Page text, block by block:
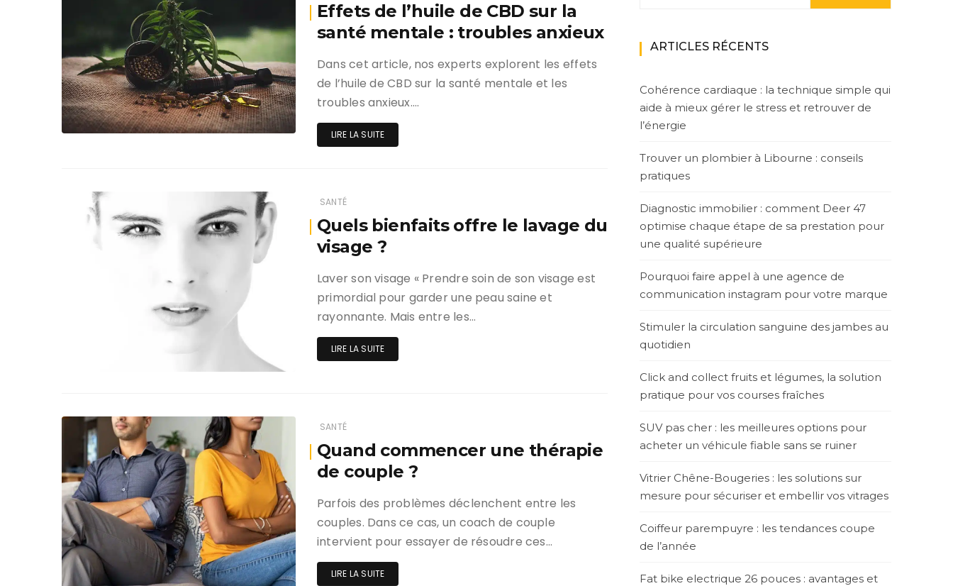
Effets de l’huile de CBD sur la
santé mentale : troubles anxieux
Dans cet article, nos experts explorent les effets
de l’huile de CBD sur la santé mentale et les
troubles anxieux….
LIRE LA SUITE
SANTÉ
Quels bienfaits offre le lavage du
visage ?
Laver son visage « Prendre soin de son visage est
primordial pour garder une peau saine et
rayonnante. Mais entre les…
LIRE LA SUITE
SANTÉ
Quand commencer une thérapie
de couple ?
Parfois des problèmes déclenchent entre les
couples. Dans ce cas, un coach de couple
intervient pour essayer de résoudre ces…
LIRE LA SUITE
ARTICLES RÉCENTS
Cohérence cardiaque : la technique simple qui
aide à mieux gérer le stress et retrouver de
l’énergie
Trouver un plombier à Libourne : conseils
pratiques
Diagnostic immobilier : comment Deer 47
optimise chaque étape de sa prestation pour
une qualité supérieure
Pourquoi faire appel à une agence de
communication instagram pour votre marque
Stimuler la circulation sanguine des jambes au
quotidien
Click and collect fruits et légumes, la solution
pratique pour vos courses fraîches
SUV pas cher : les meilleures options pour
acheter un véhicule fiable sans se ruiner
Vitrier Chêne-Bougeries : les solutions sur
mesure pour sécuriser et embellir vos vitrages
Coiffeur parempuyre : les tendances coupe
de l’année
Fat bike electrique 26 pouces : avantages et